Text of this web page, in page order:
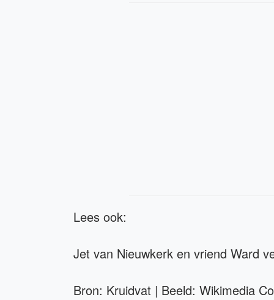
Lees ook:
Jet van Nieuwkerk en vriend Ward
Bron: Kruidvat | Beeld: Wikimedia